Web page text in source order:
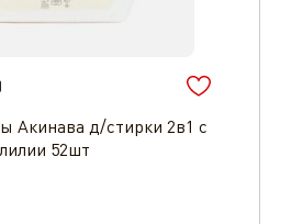
)
Акинава д/стирки 2в1 с
52шт